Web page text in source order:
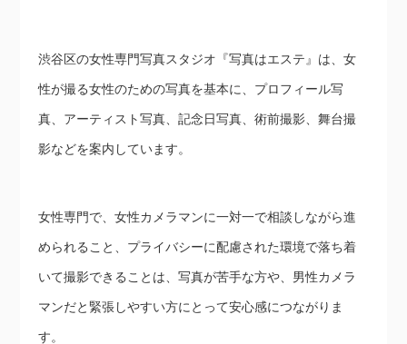
渋谷区の女性専門写真スタジオ『写真はエステ』は、女
性が撮る女性のための写真を基本に、プロフィール写
真、アーティスト写真、記念日写真、術前撮影、舞台撮
影などを案内しています。
女性専門で、女性カメラマンに一対一で相談しながら進
められること、プライバシーに配慮された環境で落ち着
いて撮影できることは、写真が苦手な方や、男性カメラ
マンだと緊張しやすい方にとって安心感につながりま
す。